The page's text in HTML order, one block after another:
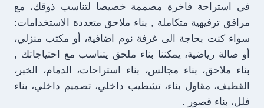
في استراحة فاخرة مصممة خصيصا لتناسب ذوقك، مع
مرافق ترفيهية متكاملة , بناء ملاحق متعددة الاستخدامات:
سواء كنت بحاجة الى غرفة نوم اضافية، أو مكتب منزلي،
أو صالة رياضية، يمكننا بناء ملحق يتناسب مع احتياجاتك ,
بناء ملاحق، بناء مجالس، بناء استراحات، الدمام، الخبر،
القطيف، مقاول بناء، تشطيب داخلي، تصميم داخلي، بناء
فلل، بناء قصور .